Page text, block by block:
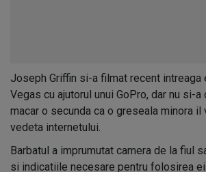
Joseph Griffin si-a filmat recent intreaga
Vegas cu ajutorul unui GoPro, dar nu si-a
macar o secunda ca o greseala minora il
vedeta internetului.
Barbatul a imprumutat camera de la fiul
si indicatiile necesare pentru folosirea